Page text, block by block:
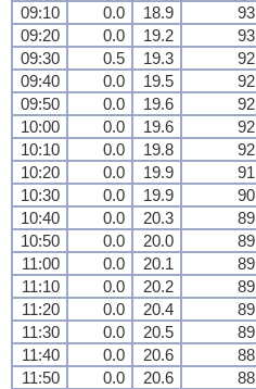
09:10
0.0 18.9 93
09:20
0.0 19.2 93
09:30
0.5 19.3 92
09:40
0.0 19.5 92
09:50
0.0 19.6 92
10:00
0.0 19.6 92
10:10
0.0 19.8 92
10:20
0.0 19.9 91
10:30
0.0 19.9 90
10:40
0.0 20.3 89
10:50
0.0 20.0 89
11:00
0.0 20.1 89
11:10
0.0 20.2 89
11:20
0.0 20.4 89
11:30
0.0 20.5 89
11:40
0.0 20.6 88
11:50
0.0 20.6 88